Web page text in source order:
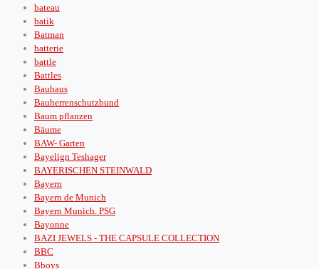
bateau
batik
Batman
batterie
battle
Battles
Bauhaus
Bauherrenschutzbund
Baum pflanzen
Bäume
BAW- Garten
Bayelign Teshager
BAYERISCHEN STEINWALD
Bayern
Bayern de Munich
Bayern Munich. PSG
Bayonne
BAZI JEWELS - THE CAPSULE COLLECTION
BBC
Bboys